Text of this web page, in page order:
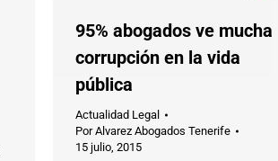
95% abogados ve mucha
corrupción en la vida
pública
Actualidad Legal
PorAlvarez Abogados Tenerife
15 julio, 2015